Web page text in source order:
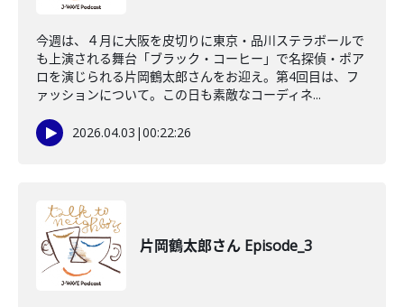
今週は、４月に大阪を皮切りに東京・品川ステラボールで
も上演される舞台「ブラック・コーヒー」で名探偵・ポア
ロを演じられる片岡鶴太郎さんをお迎え。第4回目は、フ
ァッションについて。この日も素敵なコーディネ...
2026.04.03 |00:22:26
片岡鶴太郎さん Episode_3